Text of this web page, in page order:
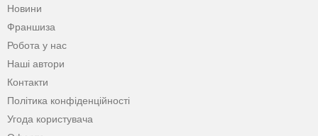
Новини
Франшиза
Робота у нас
Наші автори
Контакти
Політика конфіденційності
Угода користувача